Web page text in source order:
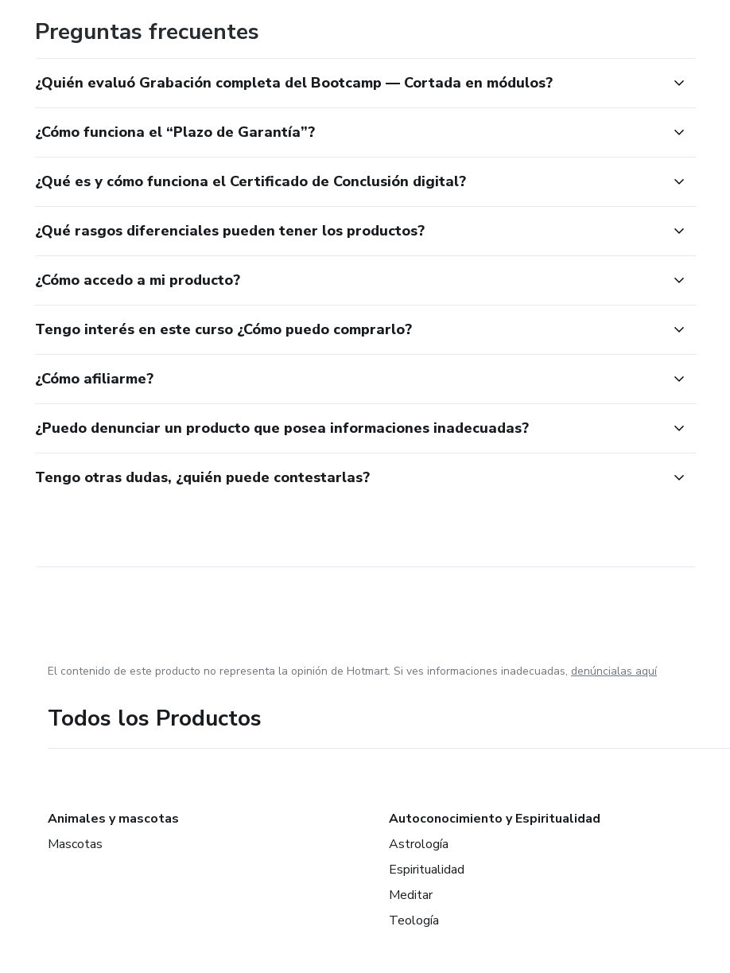
Preguntas frecuentes
¿Quién evaluó Grabación completa del Bootcamp — Cortada en módulos?
¿Cómo funciona el “Plazo de Garantía”?
¿Qué es y cómo funciona el Certificado de Conclusión digital?
¿Qué rasgos diferenciales pueden tener los productos?
¿Cómo accedo a mi producto?
Tengo interés en este curso ¿Cómo puedo comprarlo?
¿Cómo afiliarme?
¿Puedo denunciar un producto que posea informaciones inadecuadas?
Tengo otras dudas, ¿quién puede contestarlas?
El contenido de este producto no representa la opinión de Hotmart. Si ves informaciones inadecuadas, denúncialas aquí
Todos los Productos
Animales y mascotas
Mascotas
Autoconocimiento y Espiritualidad
Astrología
Espiritualidad
Meditar
Teología